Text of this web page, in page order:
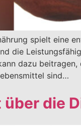
spielt eine
die
dazu
sind…
über die